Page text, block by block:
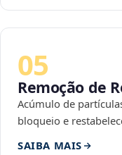
05
Remoção de
Acúmulo de
bloqueio e
SAIBA MAIS